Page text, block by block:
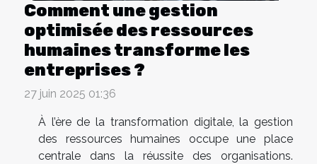
Comment une gestion
optimisée des ressources
humaines transforme les
entreprises ?
27 juin 2025 01:36
À l’ère de la transformation digitale, la gestion
des ressources humaines occupe une place
centrale dans la réussite des organisations.